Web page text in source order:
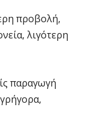
προβολή,
λιγότερη
παραγωγή